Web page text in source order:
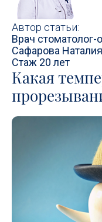
Автор статьи:
Врач стоматолог-
Сафарова
Стаж 20 лет
Какая